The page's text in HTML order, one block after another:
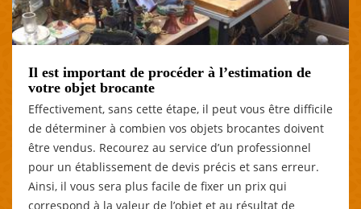
Il est important de procéder à l’estimation de
votre objet brocante
Effectivement, sans cette étape, il peut vous être difficile
de déterminer à combien vos objets brocantes doivent
être vendus. Recourez au service d’un professionnel
pour un établissement de devis précis et sans erreur.
Ainsi, il vous sera plus facile de fixer un prix qui
correspond à la valeur de l’objet et au résultat de